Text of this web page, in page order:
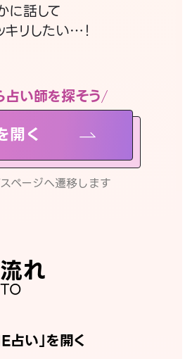
に話して
キリしたい…！
い師を探そう
開く
ページへ遷移します
れ
い」を開く